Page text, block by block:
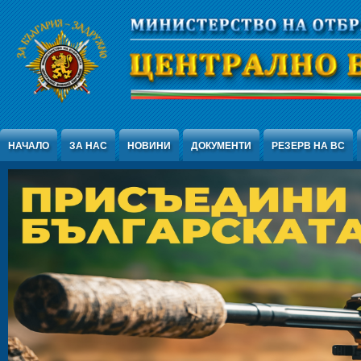
Jump to Content
НАЧАЛО ЗА НАС НОВИНИ ДОКУМЕНТИ РЕЗЕРВ НА ВС